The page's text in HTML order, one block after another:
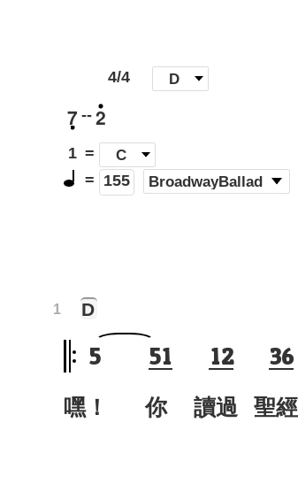
4/4 D ]
7 -- 2
1 =
C
= 155 (BroadwayBallad)
D
5 51 12 36
1
嘿！ 你 讀過 聖經